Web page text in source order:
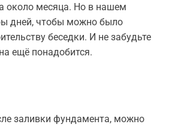
около месяца. Но в нашем
дней, чтобы можно было
беседки. И не забудьте
ещё понадобится.
заливки фундамента, можно